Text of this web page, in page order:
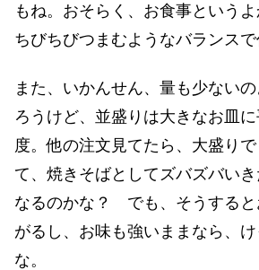
もね。おそらく、お食事という
ちびちびつまむようなバランスで
また、いかんせん、量も少ない
ろうけど、並盛りは大きなお皿
度。他の注文見てたら、大盛り
て、焼きそばとしてズバズバい
なるのかな？ でも、そうすると
がるし、お味も強いままなら、
な。